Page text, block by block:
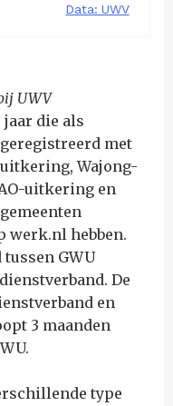
UWV
jaar die als
met
Wajong-
uitkering en
werk.nl hebben.
GWU
dienstverband. De
en
3 maanden
type